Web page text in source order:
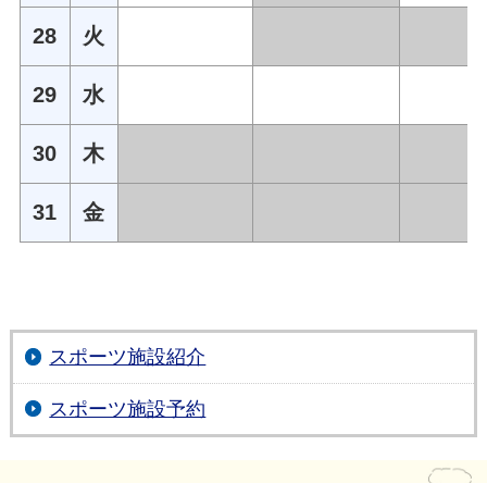
28 火
29 水
30 木
31 金
スポーツ施設紹介
スポーツ施設予約